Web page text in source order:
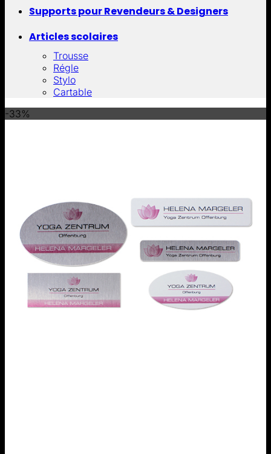
Supports pour Revendeurs & Designers
Articles scolaires
Trousse
Régle
Stylo
Cartable
-33%